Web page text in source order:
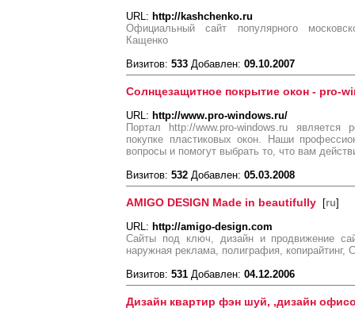
URL: http://kashchenko.ru
Официальный сайт популярного
Кащенко
Визитов: 533 Добавлен: 09.10.2007
Солнцезащитное покрытие окон - pro-
URL: http://www.pro-windows.ru/
Портал http://www.pro-windows.ru
покупке пластиковых окон. Наши
вопросы и помогут выбрать то, что вам
Визитов: 532 Добавлен: 05.03.2008
AMIGO DESIGN Made in beautifully [ru]
URL: http://amigo-design.com
Сайты под ключ, дизайн и продвижение
наружная реклама, полиграфия, копирайтинг,
Визитов: 531 Добавлен: 04.12.2006
Дизайн квартир фэн шуй, ,дизайн